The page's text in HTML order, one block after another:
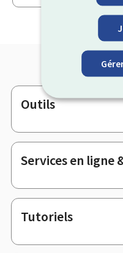
Pied
de
page
Outils
Services en ligne
Tutoriels